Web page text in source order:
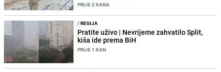
PRIJE 2 DANA
/REGIJA
Pratite uživo | Nevrijeme zahvatilo Split,
kiša ide prema BiH
PRIJE 1 DAN